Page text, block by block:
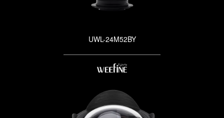
UWL-24M52BY